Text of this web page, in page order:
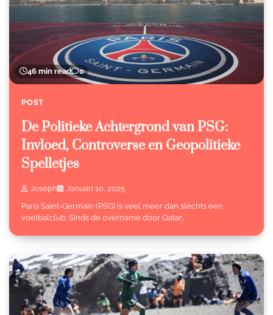
46 min read 0
POST
De Politieke Achtergrond van PSG:
Invloed, Controverse en Geopolitieke
Spelletjes
Joseph
Januari 10, 2025
Paris Saint-Germain (PSG) is veel meer dan slechts een
voetbalclub. Sinds de overname door Qatar…